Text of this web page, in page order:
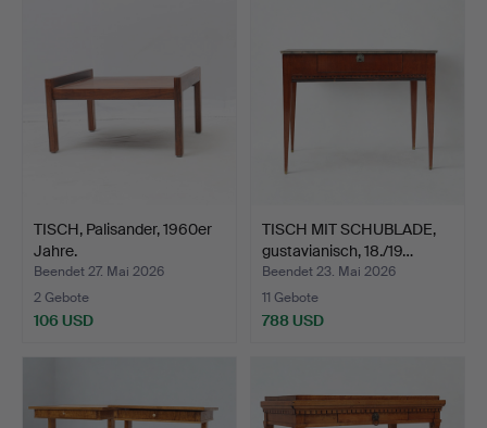
TISCH, Palisander, 1960er
Jahre.
Beendet 27. Mai 2026
2 Gebote
106 USD
TISCH MIT SCHUBLADE,
gustavianisch, 18./19…
Beendet 23. Mai 2026
11 Gebote
788 USD